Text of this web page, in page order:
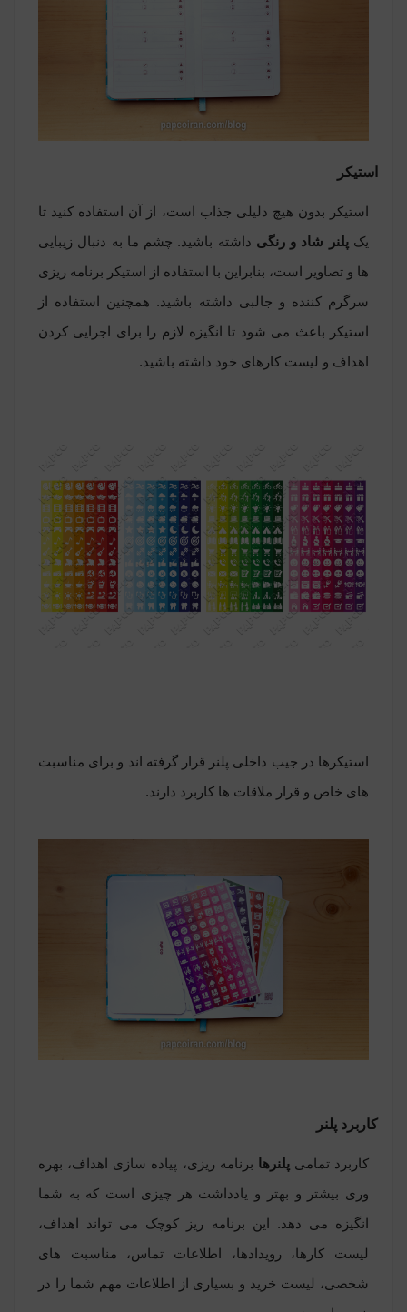
استیکر
استیکر بدون هیچ دلیلی جذاب است، از آن استفاده کنید تا
یکپلنر شاد و رنگی داشته باشید. چشم ما به دنبال زیبایی
ها و تصاویر است، بنابراین با استفاده از استیکر برنامه ریزی
سرگرم کننده و جالبی داشته باشید. همچنین استفاده از
استیکر باعث می شود تا انگیزه لازم را برای اجرایی کردن
اهداف و لیست کارهای خود داشته باشید.
استیکرها در جیب داخلی پلنر قرار گرفته اند و برای مناسبت
های خاص و قرار ملاقات ها کاربرد دارند.
کاربرد پلنر
کاربرد تمامیپلنرها برنامه ریزی، پیاده سازی اهداف، بهره
وری بیشتر و بهتر و یادداشت هر چیزی است که به شما
انگیزه می دهد. این برنامه ریز کوچک می تواند اهداف،
لیست کارها، رویدادها، اطلاعات تماس، مناسبت های
شخصی، لیست خرید و بسیاری از اطلاعات مهم شما را در